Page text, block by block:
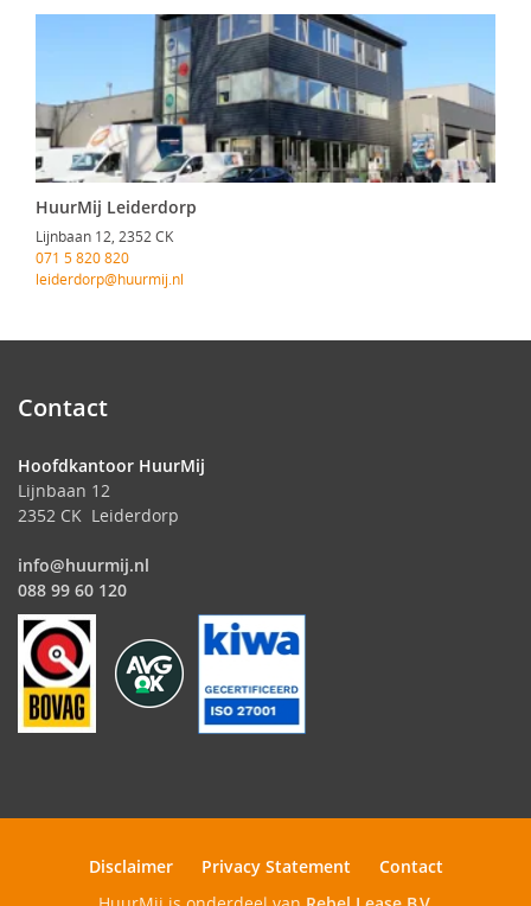
HuurMij Leiderdorp
Lijnbaan 12, 2352 CK
071 5 820 820
leiderdorp@huurmij.nl
Contact
Hoofdkantoor HuurMij
Lijnbaan 12
2352 CK Leiderdorp
info@huurmij.nl
088 99 60 120
Disclaimer Privacy Statement
Contact